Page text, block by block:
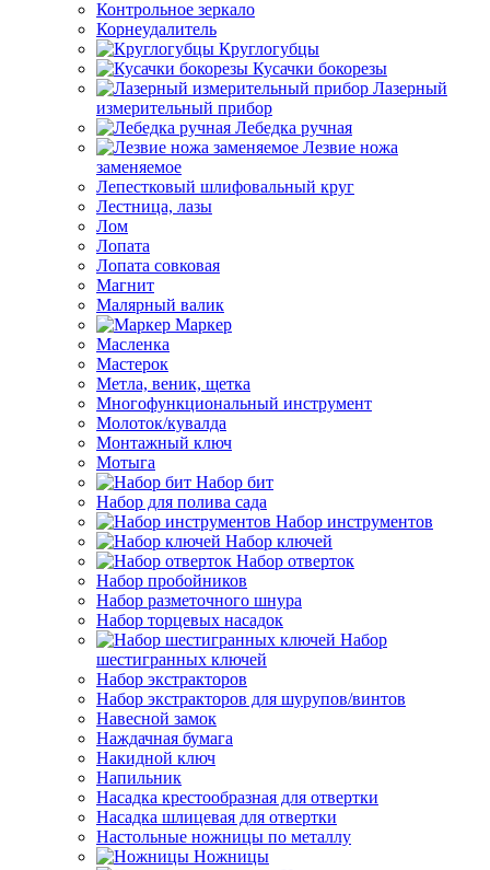
Контрольное зеркало
Корнеудалитель
Круглогубцы
Кусачки бокорезы
Лазерный
измерительный прибор
Лебедка ручная
Лезвие ножа
заменяемое
Лепестковый шлифовальный круг
Лестница, лазы
Лом
Лопата
Лопата совковая
Магнит
Малярный валик
Маркер
Масленка
Мастерок
Метла, веник, щетка
Многофункциональный инструмент
Молоток/кувалда
Монтажный ключ
Мотыга
Набор бит
Набор для полива сада
Набор инструментов
Набор ключей
Набор отверток
Набор пробойников
Набор разметочного шнура
Набор торцевых насадок
Набор
шестигранных ключей
Набор экстракторов
Набор экстракторов для шурупов/винтов
Навесной замок
Наждачная бумага
Накидной ключ
Напильник
Насадка крестообразная для отвертки
Насадка шлицевая для отвертки
Настольные ножницы по металлу
Ножницы